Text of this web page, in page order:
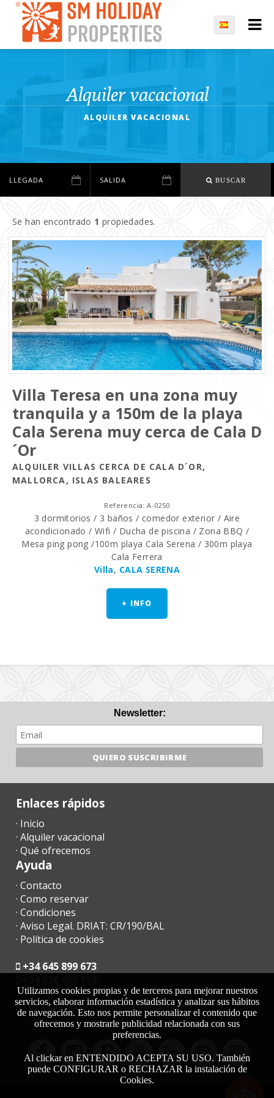
Alquiler vacacional
ALQUILER VACACIONAL
BUSCAR
Se han encontrado 1 propiedades.
Villa Teresa en una zona muy
tranquila y a 150m de la playa
Cala Serena muy cerca de Cala D
´Or
ALQUILER VILLAS CERCA DE CALA D´OR,
MALLORCA, ISLAS BALEARES
Referencia: A-0250
3 dormitorios / 3 baños / comedor exterior / Aire
acondicionado / Wifi / Ducha de piscina / Zona BBQ /
Mesa ping pong /100m playa Cala Serena / 300m playa
Cala Ferrera
Villa, CALA SERENA
+ INFO
Newsletter:
Enlaces rápidos
· Inicio
· Alquiler vacacional
· Qué ofrecemos
Ayuda
· Contacto
· Como reservar
· Condiciones
· Aviso Legal. DRIAT: CR/190/BAL
· Política de cookies
+34 645 899 673
moc.acrollamanaltevs@gnikoob
Utilizamos cookies propias y de terceros para mejorar nuestros
servicios, elaborar información estadística y analizar sus hábitos
de navegación. Esto nos permite personalizar el contenido que
ofrecemos y mostrarle publicidad relacionada con sus
preferencias.
Al clickar en ENTENDIDO ACEPTA SU USO. También
puede CONFIGURAR o RECHAZAR la instalación de
Cookies.